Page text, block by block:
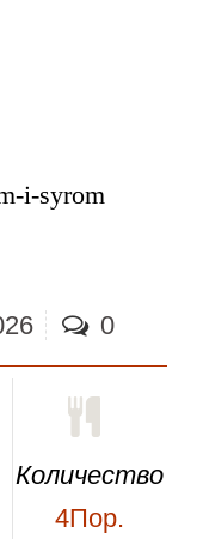
i-syrom
0
Количество
4Пор.